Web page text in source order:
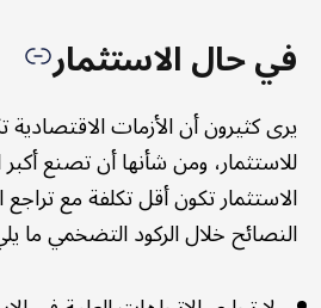
في حال الاستثمار
يرى كثيرون أن الأزمات
للاستثمار، ومن شأنها أن تصنع
الاستثمار تكون أقل تكلفة مع
النصائح خلال الركود التضخمي ما